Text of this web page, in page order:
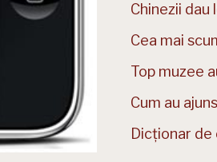
Chinezii
Cea mai
Top muzee
Cum au
Dicționar